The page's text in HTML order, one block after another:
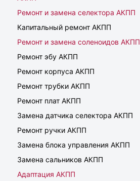
Ремонт и замена селектора АКПП
Капитальный ремонт АКПП
Ремонт и замена соленоидов АКПП
Ремонт эбу АКПП
Ремонт корпуса АКПП
Ремонт трубки АКПП
Ремонт плат АКПП
Замена датчика селектора АКПП
Ремонт ручки АКПП
Замена блока управления АКПП
Замена сальников АКПП
Адаптация АКПП